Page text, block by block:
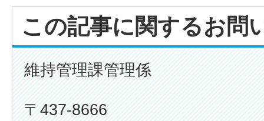
この記事に関するお問
維持管理課管理係
〒437-8666